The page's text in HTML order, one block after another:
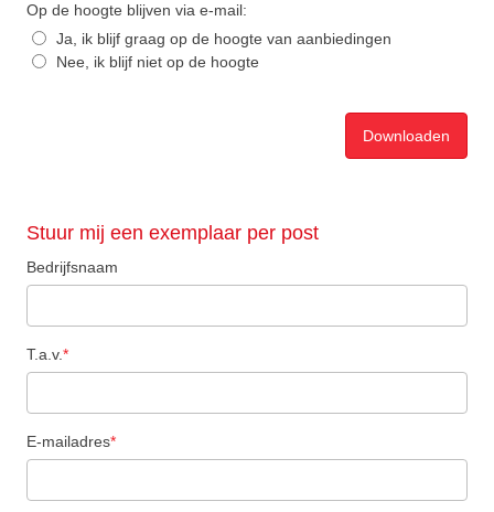
Op de hoogte blijven via e-mail:
Ja, ik blijf graag op de hoogte van aanbiedingen
Nee, ik blijf niet op de hoogte
Stuur mij een exemplaar per post
Bedrijfsnaam
T.a.v.*
E-mailadres*